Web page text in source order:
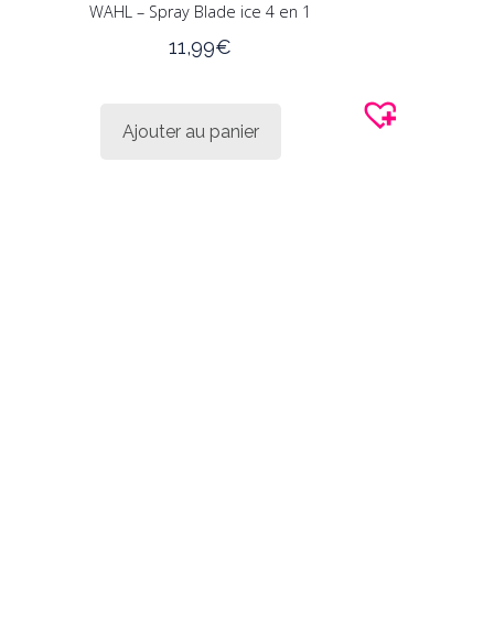
WAHL – Spray Blade ice 4 en 1
11,99€
Ajouter au panier